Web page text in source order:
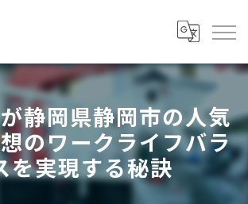
静岡県静岡市の人気
のワークライフバラ
を実現する秘訣